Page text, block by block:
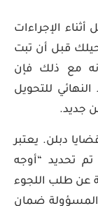
الإجراءات
قبل أن تبت
مع ذلك فإن
للتحويل
جديد.
دبلن. يعتبر
تحديد “أوجه
عن طلب اللجوء
المسؤولة ضمان